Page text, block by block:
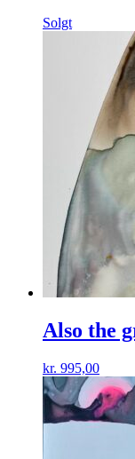
Solgt
Also the
kr. 995,00